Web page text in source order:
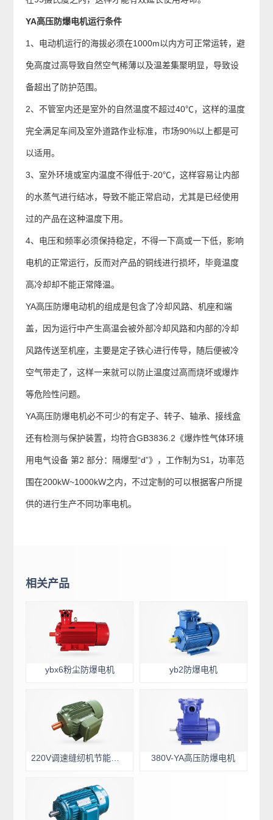
YA高压防爆电机运行条件
1、电动机运行的海拔必须在1000m以内方可正常运转，避
免高度过高导致自然空气稀薄以及温差集聚明显，导致设
备超出了防护范围。
2、不管室内还是室外的自然温度不超过40℃，这样的温度
完全满足车间及室外道路作业标准，市场90%以上都是可
以适用。
3、室外环境或室内温度不得低于-20℃，这样容易让内部
的水蒸气进行结冰，导致不能正常启动，尤其是已经使用
过的产品在这种温度下用。
4、电压和频率必须保持稳定，不得一下高或一下低，影响
电机的正常运行，反而对产品的铜线进行损坏，毕竟温度
高冷却却不能正常降温。
YA高压防爆电动机的组成是包含了冷却风路、机座和端
盖，因为运行中产生高温会被外部冷却风路和内部的冷却
风路传送至机座，主要是定子铁心进行传导，随后便被冷
空气带走了，这样一来就可以防止温度过高而烧坏或爆炸
等危险性问题。
YA高压防爆电机必不可少的有定子、转子、轴承、接线盒
还有检测与保护装置，均符合GB3836.2《爆炸性气体环境
用电气设备 第2 部分：隔爆型“d”》，工作制为S1，功率范
围在200kW~1000kW之内，不过定制的可以根据客户所提
供的进行生产不同功率电机。
相关产品
ybx6粉尘防爆电机 yb2防爆电机
380V-YA高压防爆电机